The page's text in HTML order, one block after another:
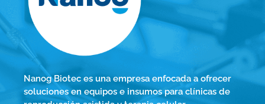
Nanog Biotec es una empresa enfocada a ofrecer
soluciones en equipos e insumos para clínicas de